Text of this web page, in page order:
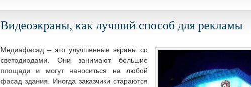
Видеоэкраны, как лучший способ для рекламы
Медиафасад – это улучшенные экраны со
светодиодами. Они занимают большие
площади и могут наноситься на любой
фасад здания. Иногда заказчики стараются